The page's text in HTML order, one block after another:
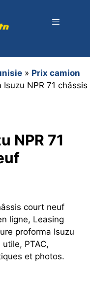
» Prix camion
Isuzu NPR 71 châssis
NPR 71
court neuf
ligne, Leasing
proforma Isuzu
PTAC,
et photos.